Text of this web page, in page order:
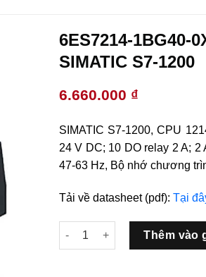
6ES7214-1BG40-
SIMATIC S7-1200
6.660.000 ₫
SIMATIC S7-1200, CPU
24 V DC; 10 DO relay 2 A;
47-63 Hz, Bộ nhớ chương
Tải về datasheet (pdf): Tại
6ES7214-1BG40-0XB0 CPU
Thêm vào